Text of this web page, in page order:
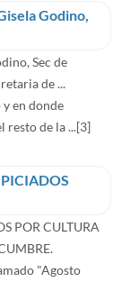
Godino,
Sec de
de ...
en donde
resto de la ...[3]
POR CULTURA
"Agosto